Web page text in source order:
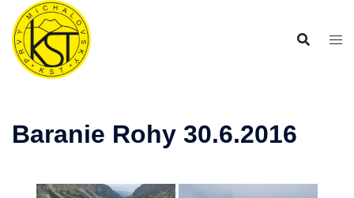
Preskočiť
obsah
Baranie Rohy 30.6.2016